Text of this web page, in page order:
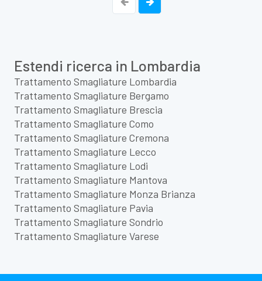
Estendi ricerca in Lombardia
Trattamento Smagliature Lombardia
Trattamento Smagliature Bergamo
Trattamento Smagliature Brescia
Trattamento Smagliature Como
Trattamento Smagliature Cremona
Trattamento Smagliature Lecco
Trattamento Smagliature Lodi
Trattamento Smagliature Mantova
Trattamento Smagliature Monza Brianza
Trattamento Smagliature Pavia
Trattamento Smagliature Sondrio
Trattamento Smagliature Varese